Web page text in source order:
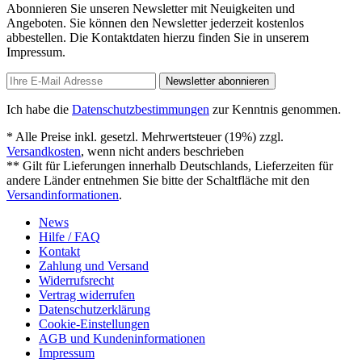
Abonnieren Sie unseren Newsletter mit Neuigkeiten und
Angeboten. Sie können den Newsletter jederzeit kostenlos
abbestellen. Die Kontaktdaten hierzu finden Sie in unserem
Impressum.
Newsletter abonnieren
Ich habe die Datenschutzbestimmungen zur Kenntnis genommen.
* Alle Preise inkl. gesetzl. Mehrwertsteuer (19%) zzgl.
Versandkosten, wenn nicht anders beschrieben
** Gilt für Lieferungen innerhalb Deutschlands, Lieferzeiten für
andere Länder entnehmen Sie bitte der Schaltfläche mit den
Versandinformationen.
News
Hilfe / FAQ
Kontakt
Zahlung und Versand
Widerrufsrecht
Vertrag widerrufen
Datenschutzerklärung
Cookie-Einstellungen
AGB und Kundeninformationen
Impressum